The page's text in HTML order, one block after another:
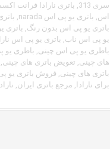
سری 313
, باتری نارادا فرانت
اس, باتری یو پی اس narada ,
باتری یو پی اس بدون رنگ, باتری
یو پی اس ناب, باتری یو پی اس
باطری یو پی اس چینی, باطری یو
های چینی, تعویض باتری های چینی,
باتری های چینی, فروش باتری یو
برای نارادا , مرجع باتری ایران,